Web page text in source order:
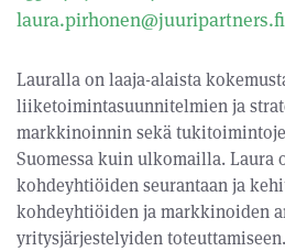
laura.pirhonen@juuripartners.fi
Lauralla on laaja-alaista
liiketoimintasuunnitelmien ja
markkinoinnin sekä
Suomessa kuin ulkomailla. Laura
kohdeyhtiöiden seurantaan ja
kohdeyhtiöiden ja markkinoiden
yritysjärjestelyiden toteuttamiseen.